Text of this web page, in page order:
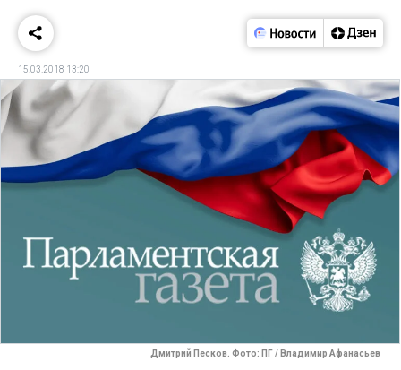
15.03.2018 13:20
Дмитрий Песков. Фото: ПГ / Владимир Афанасьев